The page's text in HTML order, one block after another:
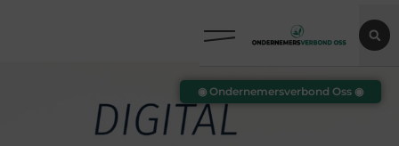
◉ Ondernemersverbond Oss ◉